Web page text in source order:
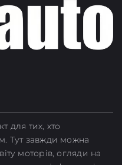
для тих, хто
Тут завжди можна
моторів, огляди на